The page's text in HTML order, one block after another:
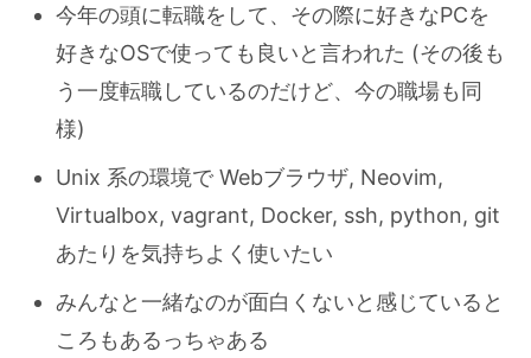
今年の頭に転職をして、その際に好きなPCを
好きなOSで使っても良いと言われた (その後も
う一度転職しているのだけど、今の職場も同
様)
Unix 系の環境で Webブラウザ, Neovim,
Virtualbox, vagrant, Docker, ssh, python, git
あたりを気持ちよく使いたい
みんなと一緒なのが面白くないと感じていると
ころもあるっちゃある